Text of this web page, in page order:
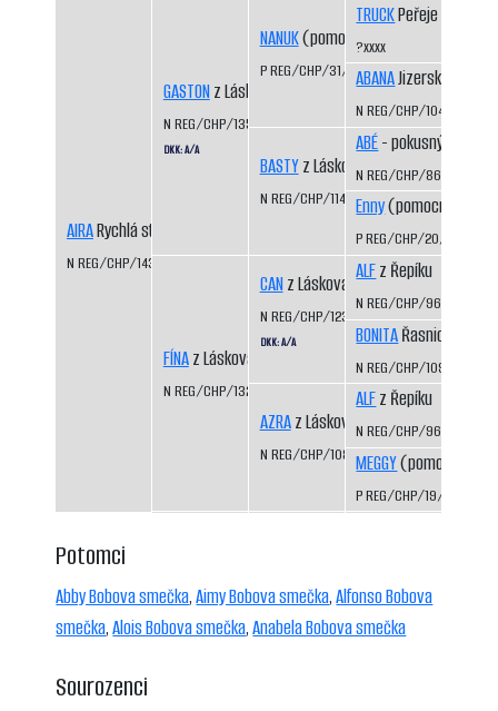
AIRARychlá stopa
N REG/CHP/1435/07/09
GASTONz Láskova
N REG/CHP/1354/04/06
DKK: A/A
FÍNAz Láskova
N REG/CHP/1325/03/05
NANUK(pomocný registr)
P REG/CHP/31/99/01
BASTYz Láskova
N REG/CHP/1141/99/01
CANz Láskova
N REG/CHP/1233/01/03
DKK: A/A
AZRAz Láskova
N REG/CHP/1085/98/00
TRUCKPeřeje CS
?xxxx
ABANA
N REG/CHP/1044/97/99
ABÉ- pokusný vrh
N REG/CHP/866/93/95
Enny(pomocný
P REG/CHP/20/95/97
ALFz Řepíku
N REG/CHP/962/96/98
BONITAŘasnický potok
N REG/CHP/1093/98/
ALFz Řepíku
N REG/CHP/962/96/98
MEGGY(pomocný
P REG/CHP/19/95/97
Potomci
Abby Bobova smečka,Aimy Bobova smečka,Alfonso Bobova
smečka,Alois Bobova smečka,Anabela Bobova smečka
Sourozenci